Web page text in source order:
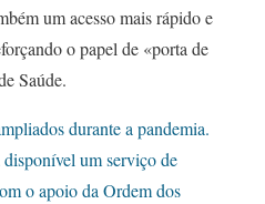
um acesso mais rápido e
o papel de «porta de
Saúde.
durante a pandemia.
um serviço de
o apoio da Ordem dos